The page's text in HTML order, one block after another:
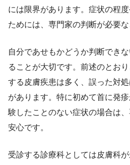
には限界があります。症状の程
ためには、専門家の判断が必要な
自分であせもかどうか判断でき
ることが大切です。前述のとお
する皮膚疾患は多く、誤った対
があります。特に初めて首に発
験したことのない症状の場合は
安心です。
受診する診療科としては皮膚科